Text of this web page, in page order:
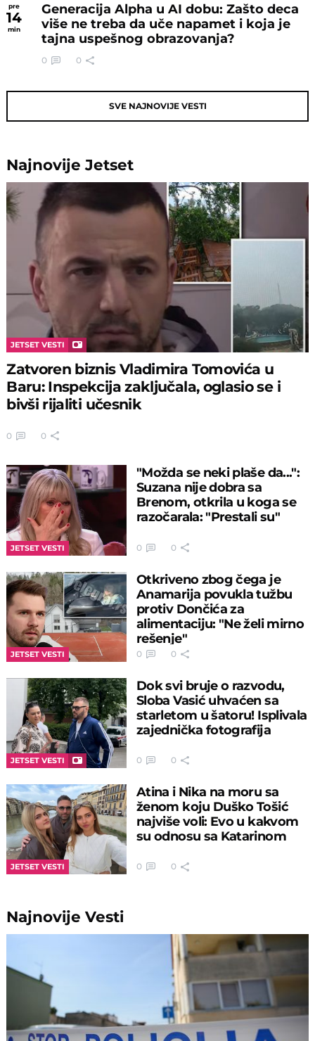
pre
14
min
Generacija Alpha u AI dobu: Zašto deca
više ne treba da uče napamet i koja je
tajna uspešnog obrazovanja?
0 0
SVE NAJNOVIJE VESTI
NajnovijeJetset
JETSET VESTI
Zatvoren biznis Vladimira Tomovića u
Baru: Inspekcija zaključala, oglasio se i
bivši rijaliti učesnik
0 0
JETSET VESTI
"Možda se neki plaše da...":
Suzana nije dobra sa
Brenom, otkrila u koga se
razočarala: "Prestali su"
0 0
JETSET VESTI
Otkriveno zbog čega je
Anamarija povukla tužbu
protiv Dončića za
alimentaciju: "Ne želi mirno
rešenje"
0 0
JETSET VESTI
Dok svi bruje o razvodu,
Sloba Vasić uhvaćen sa
starletom u šatoru! Isplivala
zajednička fotografija
0 0
JETSET VESTI
Atina i Nika na moru sa
ženom koju Duško Tošić
najviše voli: Evo u kakvom
su odnosu sa Katarinom
0 0
NajnovijeVesti